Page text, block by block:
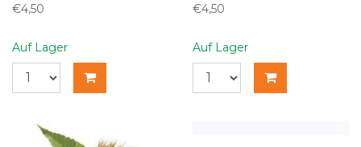
€4,50
Auf Lager
€4,50
Auf Lager